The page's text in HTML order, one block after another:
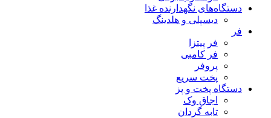
دستگاه‌های نگهدارنده غذا
دیسپلی و هلدینگ
فر
فر پیتزا
فر کامبی
پروفر
پخت سریع
دستگاه‌ پخت و پز
اجاق وک
تابه گردان